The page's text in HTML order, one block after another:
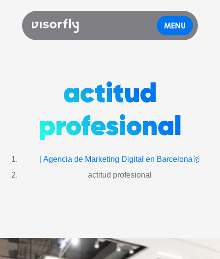
MENU
actitud
profesional
| Agencia de Marketing Digital en Barcelona🥇
actitud profesional